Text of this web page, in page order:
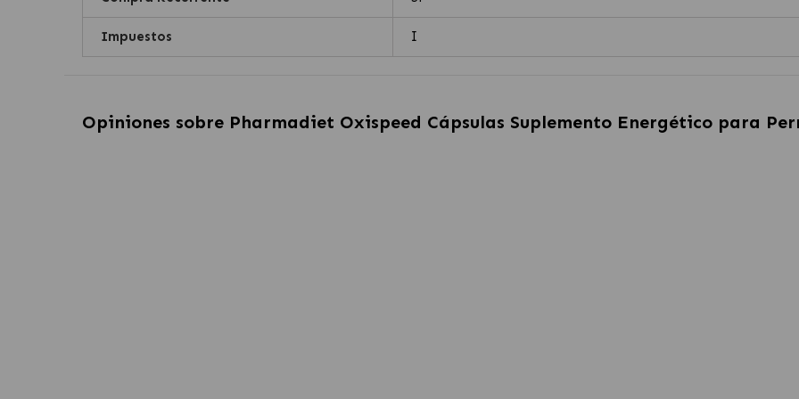
Impuestos I
Opiniones sobre Pharmadiet Oxispeed Cápsulas Suplemento Energético para